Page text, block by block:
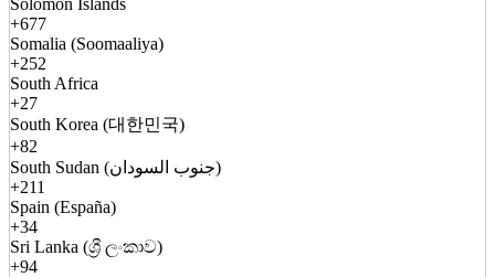
Solomon Islands
+677
Somalia (Soomaaliya)
+252
South Africa
+27
South Korea (대한민국)
+82
South Sudan (جنوب السودان)
+211
Spain (España)
+34
Sri Lanka (ශ්‍රී ලංකාව)
+94